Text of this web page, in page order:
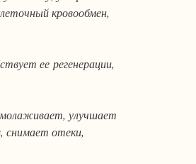
кровообмен,
ее регенерации,
улучшает
снимает отеки,